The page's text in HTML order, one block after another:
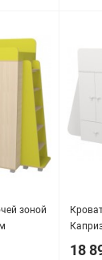
зоной
18